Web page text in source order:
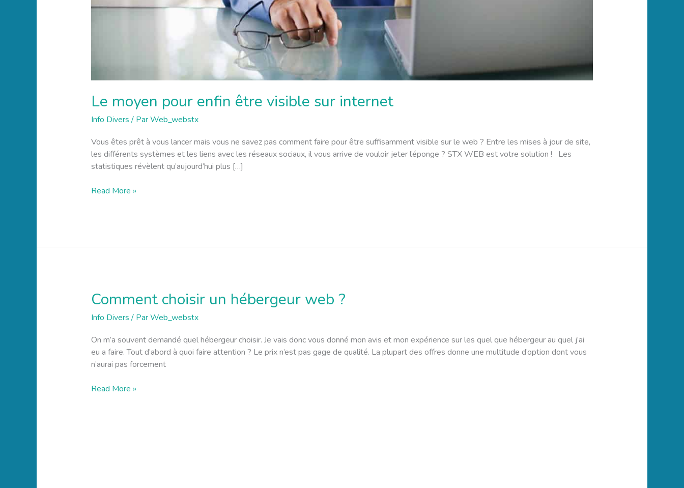
Le moyen pour enfin être visible sur internet
Info Divers/ ParWeb_webstx
Vous êtes prêt à vous lancer mais vous ne savez pas comment faire pour être suffisamment visible sur le web ? Entre les mises à jour de site,
les différents systèmes et les liens avec les réseaux sociaux, il vous arrive de vouloir jeter l’éponge ? STX WEB est votre solution ! Les
statistiques révèlent qu’aujourd’hui plus […]
Read More »
Comment choisir un hébergeur web ?
Info Divers/ ParWeb_webstx
On m’a souvent demandé quel hébergeur choisir. Je vais donc vous donné mon avis et mon expérience sur les quel que hébergeur au quel j’ai
eu a faire. Tout d’abord à quoi faire attention ? Le prix n’est pas gage de qualité. La plupart des offres donne une multitude d’option dont vous
n’aurai pas forcement
Comment
un
web
?
Read More »